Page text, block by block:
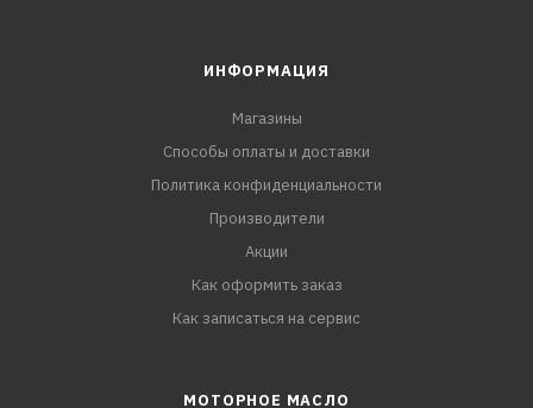
ИНФОРМАЦИЯ
Магазины
Способы оплаты и доставки
Политика конфиденциальности
Производители
Акции
Как оформить заказ
Как записаться на сервис
МОТОРНОЕ МАСЛО